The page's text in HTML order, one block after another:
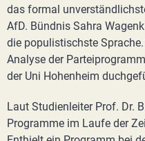
das formal
AfD. Bündnis Sahra
die populistischste
Analyse der
der Uni Hohenheim
Laut Studienleiter Prof. Dr.
Programme im Laufe der